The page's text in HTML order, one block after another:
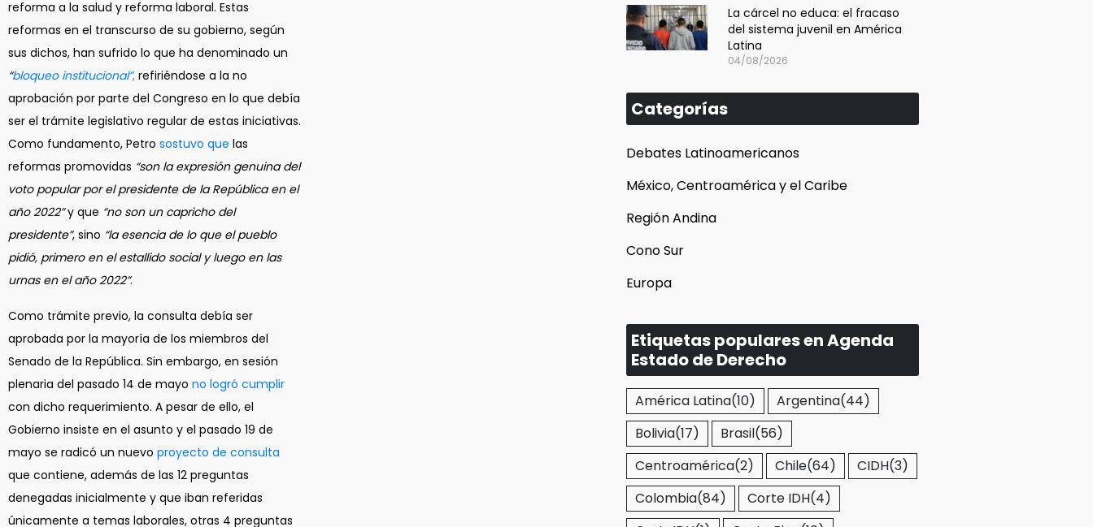
reforma a la salud y reforma laboral. Estas
reformas en el transcurso de su gobierno, según
sus dichos, han sufrido lo que ha denominado un
“bloqueo institucional”, refiriéndose a la no
aprobación por parte del Congreso en lo que debía
ser el trámite legislativo regular de estas iniciativas.
Como fundamento, Petro sostuvo que las
reformas promovidas “son la expresión genuina del
voto popular por el presidente de la República en el
año 2022”y que “no son un capricho del
presidente”, sino “la esencia de lo que el pueblo
pidió, primero en el estallido social y luego en las
urnas en el año 2022”.
Como trámite previo, la consulta debía ser
aprobada por la mayoría de los miembros del
Senado de la República. Sin embargo, en sesión
plenaria del pasado 14 de mayo no logró cumplir
con dicho requerimiento. A pesar de ello, el
Gobierno insiste en el asunto y el pasado 19 de
mayo se radicó un nuevo proyecto de consulta
que contiene, además de las 12 preguntas
denegadas inicialmente y que iban referidas
únicamente a temas laborales, otras 4 preguntas
La cárcel no educa: el fracaso
del sistema juvenil en América
Latina
04/08/2026
Categorías
Debates Latinoamericanos
México, Centroamérica y el Caribe
Región Andina
Cono Sur
Europa
Etiquetas populares en Agenda
Estado de Derecho
América Latina(10) Argentina(44)
Bolivia(17) Brasil(56)
Centroamérica(2) Chile(64) CIDH(3)
Colombia(84) Corte IDH(4)